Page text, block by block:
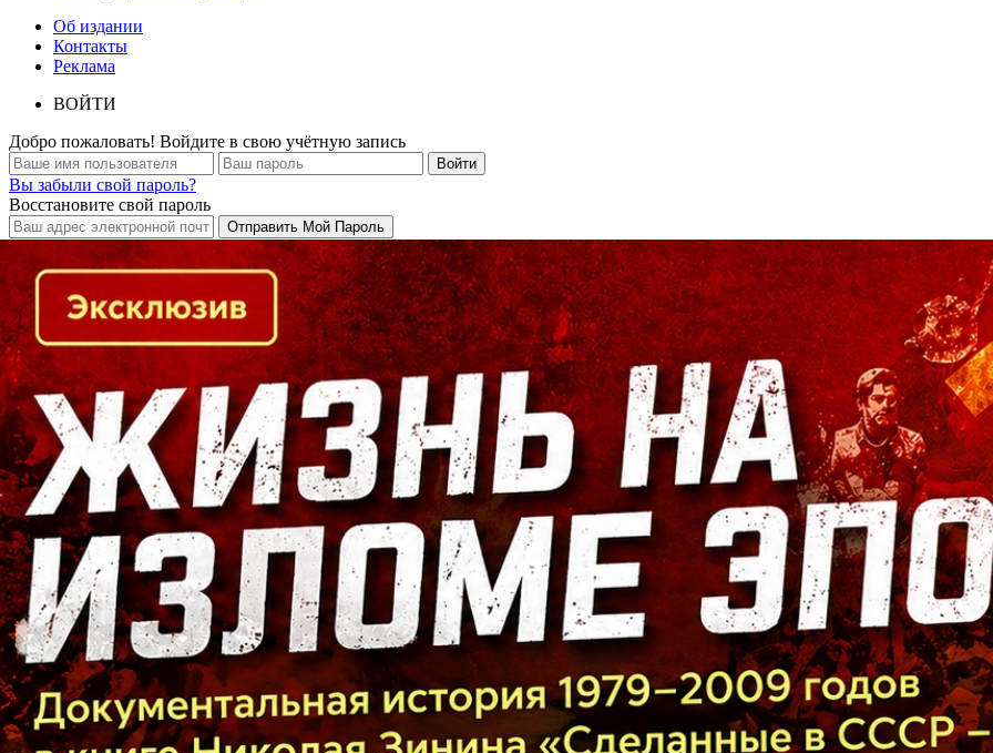
Об издании
Контакты
Реклама
ВОЙТИ
Добро пожаловать! Войдите в свою учётную запись
Вы забыли свой пароль?
Восстановите свой пароль
Кто есть кто в Байкальском регионе